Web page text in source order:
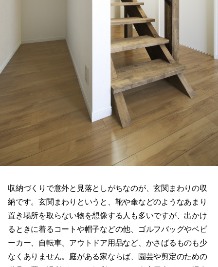
収納づくりで意外と見落としがちなのが、玄関まわりの収
納です。玄関まわりというと、靴や傘などのようなあまり
置き場所を取らない物を想像する人も多いですが、出かけ
るときに着るコートや帽子などの他、ゴルフバッグやベビ
ーカー、自転車、アウトドア用品など、かさばるものも少
なくありません。庭がある家ならば、園芸や剪定のための